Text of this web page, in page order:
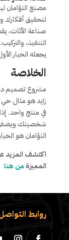
مصنع التؤامان
لتحقيق أفكارك
صناعة الأثاث،
التنفيذ،
يجعله الخيار
الخلاصة
مشروع تصميم
زايد هو مثال حي
في منتج واحد.
شخصيتك ويضفي
التؤامان هو
اكتشف المزيد
المميزةمن هنا
روابط